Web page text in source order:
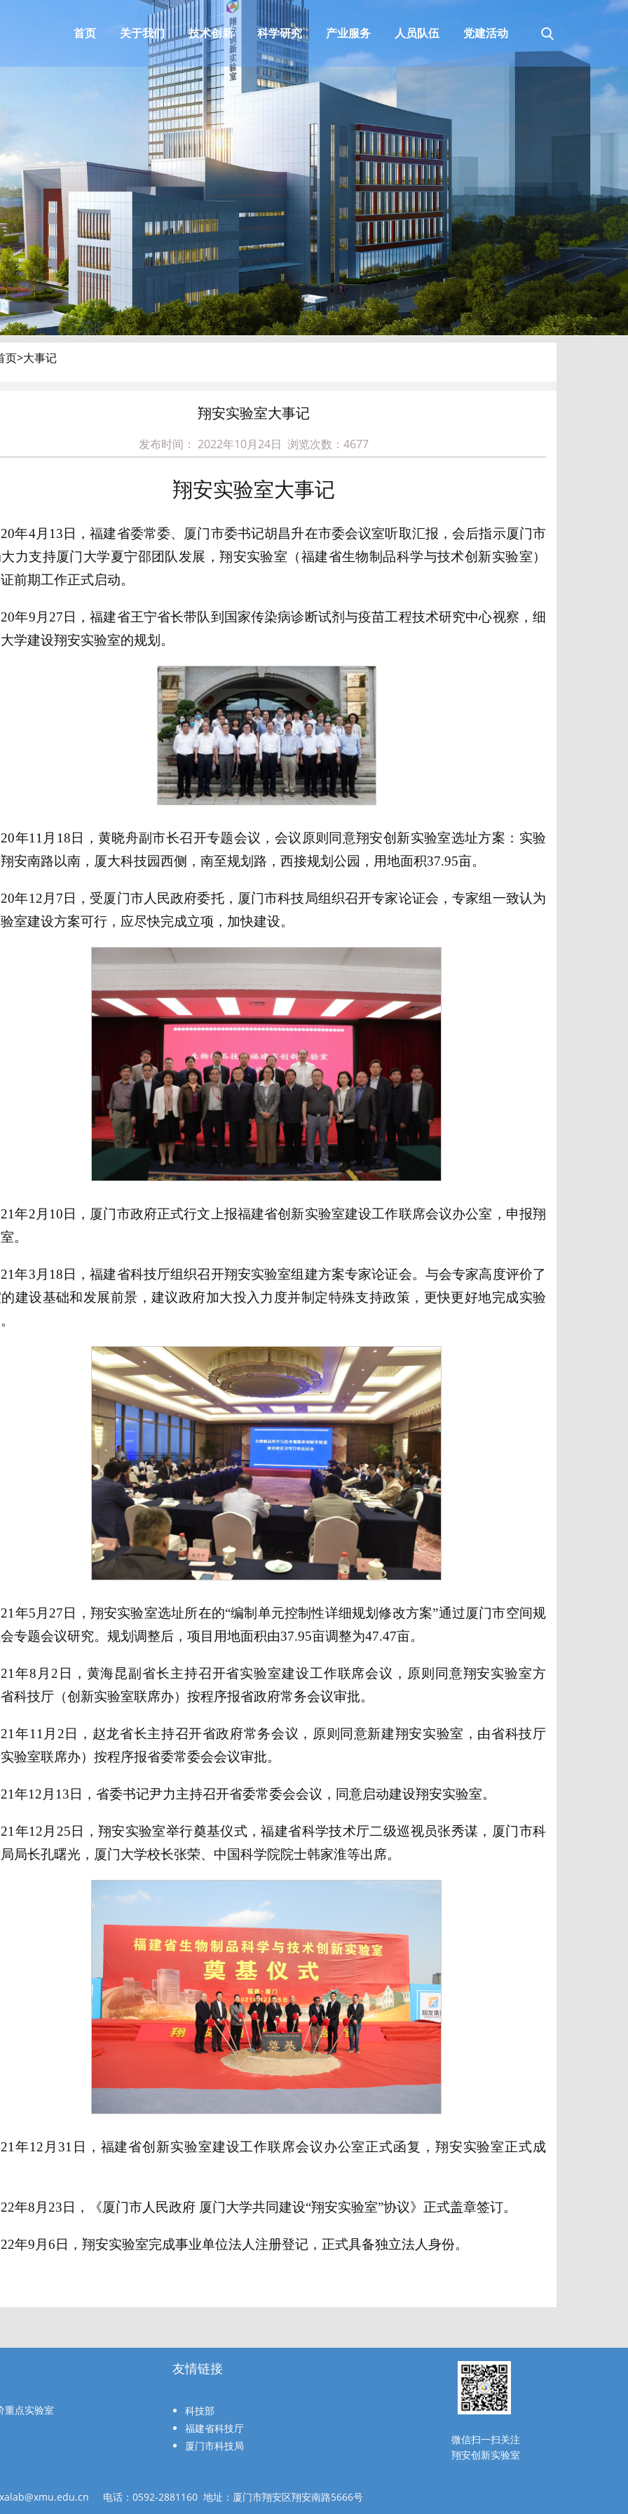
首页 关于我们 技术创新 科学研究 产业服务 人员队伍 党建活动
页>大事记
翔安实验室大事记
发布时间： 2022年10月24日 浏览次数： 4677
翔安实验室大事记
年4月13日，福建省委常委、厦门市委书记胡昌升在市委会议室听取汇报，会后指示厦门市
力支持厦门大学夏宁邵团队发展，翔安实验室（福建省生物制品科学与技术创新实验室）
前期工作正式启动。
年9月27日，福建省王宁省长带队到国家传染病诊断试剂与疫苗工程技术研究中心视察，细
学建设翔安实验室的规划。
年11月18日，黄晓舟副市长召开专题会议，会议原则同意翔安创新实验室选址方案：实验
安南路以南，厦大科技园西侧，南至规划路，西接规划公园，用地面积37.95亩。
年12月7日，受厦门市人民政府委托，厦门市科技局组织召开专家论证会，专家组一致认为
室建设方案可行，应尽快完成立项，加快建设。
年2月10日，厦门市政府正式行文上报福建省创新实验室建设工作联席会议办公室，申报翔
。
年3月18日，福建省科技厅组织召开翔安实验室组建方案专家论证会。与会专家高度评价了
建设基础和发展前景，建议政府加大投入力度并制定特殊支持政策，更快更好地完成实验
年5月27日，翔安实验室选址所在的“编制单元控制性详细规划修改方案”通过厦门市空间规
专题会议研究。规划调整后，项目用地面积由37.95亩调整为47.47亩。
年8月2日，黄海昆副省长主持召开省实验室建设工作联席会议，原则同意翔安实验室方
科技厅（创新实验室联席办）按程序报省政府常务会议审批。
年11月2日，赵龙省长主持召开省政府常务会议，原则同意新建翔安实验室，由省科技厅
验室联席办）按程序报省委常委会会议审批。
年12月13日，省委书记尹力主持召开省委常委会会议，同意启动建设翔安实验室。
年12月25日，翔安实验室举行奠基仪式，福建省科学技术厅二级巡视员张秀谋，厦门市科
局长孔曙光，厦门大学校长张荣、中国科学院院士韩家淮等出席。
年12月31日，福建省创新实验室建设工作联席会议办公室正式函复，翔安实验室正式成
年8月23日，《厦门市人民政府 厦门大学共同建设“翔安实验室”协议》正式盖章签订。
年9月6日，翔安实验室完成事业单位法人注册登记，正式具备独立法人身份。
友情链接
重点实验室
科技部
福建省科技厅
厦门市科技局
微信扫一扫关注
翔安创新实验室
电话：0592-2881160 地址：厦门市翔安区翔安南路5666号